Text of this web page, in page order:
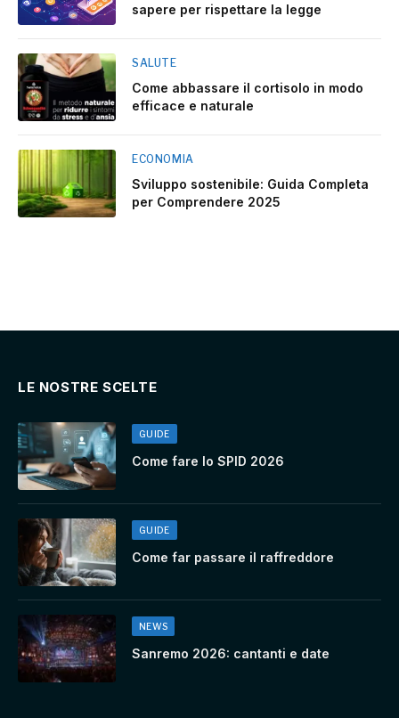
sapere per rispettare la legge
SALUTE
Come abbassare il cortisolo in modo
efficace e naturale
ECONOMIA
Sviluppo sostenibile: Guida Completa
per Comprendere 2025
LE NOSTRE SCELTE
GUIDE
Come fare lo SPID 2026
GUIDE
Come far passare il raffreddore
NEWS
Sanremo 2026: cantanti e date